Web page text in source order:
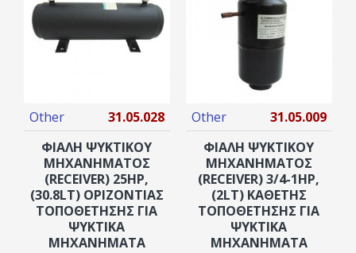
Other
31.05.028
ΦΙΑΛΗ ΨΥΚΤΙΚΟΥ
ΜΗΧΑΝΗΜΑΤΟΣ
(RECEIVER) 25ΗΡ,
(30.8LT) ΟΡΙΖΟΝΤΙΑΣ
ΤΟΠΟΘΕΤΗΣΗΣ ΓΙΑ
ΨΥΚΤΙΚΑ
ΜΗΧΑΝΗΜΑΤΑ
Other
31.05.009
ΦΙΆΛΗ ΨΥΚΤΙΚΟΎ
ΜΗΧΑΝΉΜΑΤΟΣ
(RECEIVER) 3/4-1ΗΡ,
(2LT) ΚΆΘΕΤΗΣ
ΤΟΠΟΘΈΤΗΣΗΣ ΓΙΑ
ΨΥΚΤΙΚΆ
ΜΗΧΑΝΉΜΑΤΑ